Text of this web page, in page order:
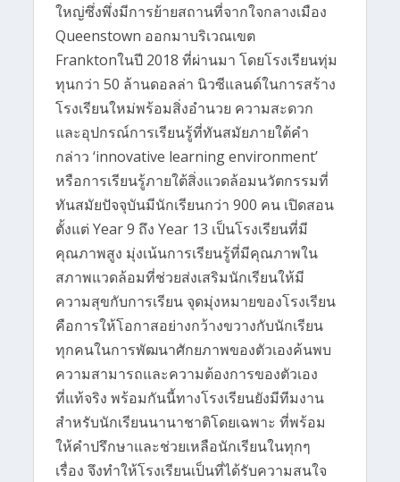
ใหญ่ซึ่งพึ่งมีการย้ายสถานที่จากใจกลางเมือง
Queenstown ออกมาบริเวณเขต
Franktonในปี 2018 ที่ผ่านมา โดยโรงเรียนทุ่ม
ทุนกว่า 50 ล้านดอลล่า นิวซีแลนด์ในการสร้าง
โรงเรียนใหม่พร้อมสิ่งอำนวย ความสะดวก
และอุปกรณ์การเรียนรู้ที่ทันสมัยภายใต้คำ
กล่าว ‘innovative learning environment’
หรือการเรียนรู้ภายใต้สิ่งแวดล้อมนวัตกรรมที่
ทันสมัยปัจจุบันมีนักเรียนกว่า 900 คน เปิดสอน
ตั้งแต่ Year 9 ถึง Year 13 เป็นโรงเรียนที่มี
คุณภาพสูง มุ่งเน้นการเรียนรู้ที่มีคุณภาพใน
สภาพแวดล้อมที่ช่วยส่งเสริมนักเรียนให้มี
ความสุขกับการเรียน จุดมุ่งหมายของโรงเรียน
คือการให้โอกาสอย่างกว้างขวางกับนักเรียน
ทุกคนในการพัฒนาศักยภาพของตัวเองค้นพบ
ความสามารถและความต้องการของตัวเอง
ที่แท้จริง พร้อมกันนี้ทางโรงเรียนยังมีทีมงาน
สำหรับนักเรียนนานาชาติโดยเฉพาะ ที่พร้อม
ให้คำปรึกษาและช่วยเหลือนักเรียนในทุกๆ
เรื่อง จึงทำให้โรงเรียนเป็นที่ได้รับความสนใจ